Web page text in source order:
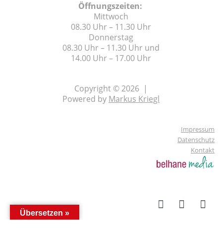
Öffnungszeiten:
Mittwoch
08.30 Uhr – 11.30 Uhr
Donnerstag
08.30 Uhr – 11.30 Uhr und
14.00 Uhr – 17.00 Uhr
Copyright © 2026 |
Powered by Markus Kriegl
Impressum
Datenschutz
Kontakt
Übersetzen »